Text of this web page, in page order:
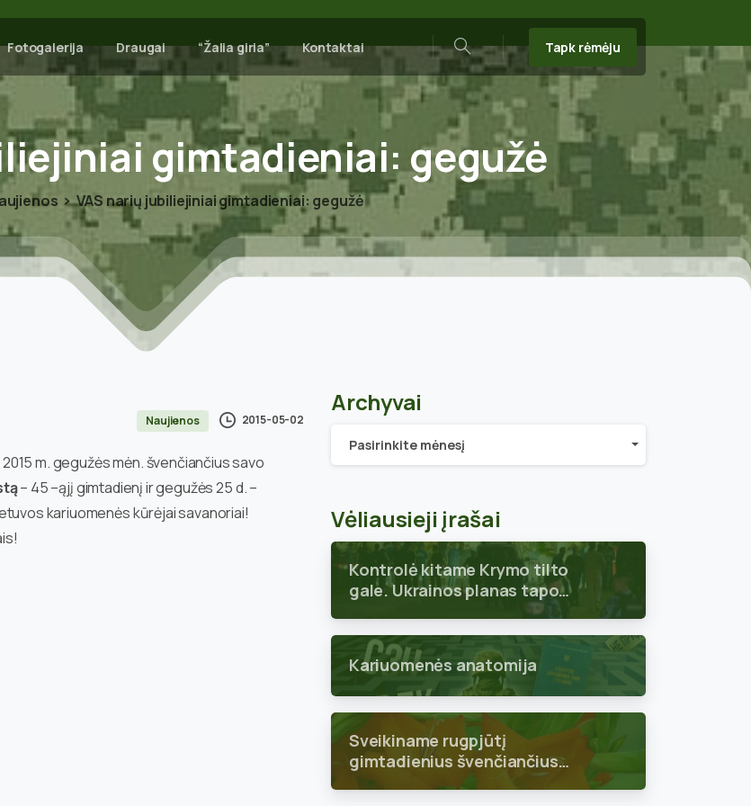
Fotogalerija Draugai “Žalia giria” Kontaktai
Search
Tapk rėmėju
gimtadieniai:gegužė
VAS narių jubiliejiniai gimtadieniai: gegužė
Naujienos 2015-05-02
m. gegužės mėn. švenčiančius savo
– 45 –ąjį gimtadienį ir gegužės 25 d. –
kariuomenės kūrėjai savanoriai!
Archyvai
Archyvai
Pasirinkite mėnesį
Vėliausieji įrašai
Kontrolė kitame Krymo tilto
gale. Ukrainos planas tapo
Kariuomenės anatomija
Sveikiname rugpjūtį
gimtadienius švenčiančius
skyriaus narius